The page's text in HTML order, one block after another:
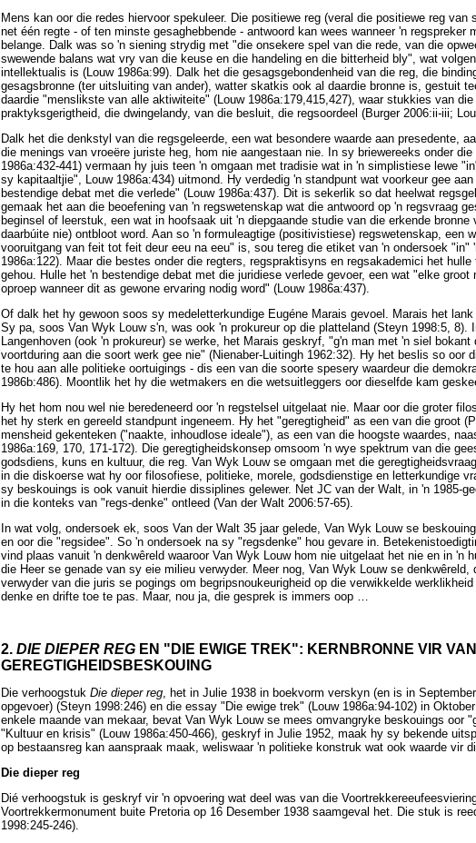
Mens kan oor die redes hiervoor spekuleer. Die positiewe reg (veral die positiewe reg
net één regte - of ten minste gesaghebbende - antwoord kan wees wanneer 'n
belange. Dalk was so 'n siening strydig met "die onsekere spel van die rede, van die
swewende balans wat vry van die keuse en die handeling en die bitterheid bly", wat
intellektualis is (Louw 1986a:99). Dalk het die gesagsgebondenheid van die reg, die
gesagsbronne (ter uitsluiting van ander), watter skatkis ook al daardie bronne is, gestuit
daardie "menslikste van alle aktiwiteite" (Louw 1986a:179,415,427), waar stukkies van
praktyksgerigtheid, die dwingelandy, van die besluit, die regsoordeel (Burger 2006:ii-iii;
Dalk het die denkstyl van die regsgeleerde, een wat besondere waarde aan presedente,
die menings van vroeëre juriste heg, hom nie aangestaan nie. In sy briewereeks onder
1986a:432-441) vermaan hy juis teen 'n omgaan met tradisie wat in 'n simplistiese lewe
sy kapitaaltjie", Louw 1986a:434) uitmond. Hy verdedig 'n standpunt wat voorkeur gee
bestendige debat met die verlede" (Louw 1986a:437). Dit is sekerlik so dat heelwat
gemaak het aan die beoefening van 'n regswetenskap wat die antwoord op 'n regsvraag
beginsel of leerstuk, een wat in hoofsaak uit 'n diepgaande studie van die erkende
daarbúite nie) ontbloot word. Aan so 'n formuleagtige (positivistiese) regswetenskap, een
vooruitgang van feit tot feit deur eeu na eeu" is, sou tereg die etiket van 'n ondersoek "in"
1986a:122). Maar die bestes onder die regters, regspraktisyns en regsakademici het
gehou. Hulle het 'n bestendige debat met die juridiese verlede gevoer, een wat "elke
oproep wanneer dit as gewone ervaring nodig word" (Louw 1986a:437).
Of dalk het hy gewoon soos sy medeletterkundige Eugéne Marais gevoel. Marais het
Sy pa, soos Van Wyk Louw s'n, was ook 'n prokureur op die platteland (Steyn 1998:5, 8).
Langenhoven (ook 'n prokureur) se werke, het Marais geskryf, "g'n man met 'n siel
voortduring aan die soort werk gee nie" (Nienaber-Luitingh 1962:32). Hy het beslis so oor
te hou aan alle politieke oortuigings - dis een van die soorte spesery waardeur die
1986b:486). Moontlik het hy die wetmakers en die wetsuitleggers oor dieselfde kam
Hy het hom nou wel nie beredeneerd oor 'n regstelsel uitgelaat nie. Maar oor die groter
het hy sterk en gereeld standpunt ingeneem. Hy het "geregtigheid" as een van die groot
mensheid gekenteken ("naakte, inhoudlose ideale"), as een van die hoogste waardes,
1986a:169, 170, 171-172). Die geregtigheidskonsep omsoom 'n wye spektrum van die
godsdiens, kuns en kultuur, die reg. Van Wyk Louw se omgaan met die
in die diskoerse wat hy oor filosofiese, politieke, morele, godsdienstige en letterkundige
sy beskouings is ook vanuit hierdie dissiplines gelewer. Net JC van der Walt, in 'n 1985-
in die konteks van "regs-denke" ontleed (Van der Walt 2006:57-65).
In wat volg, ondersoek ek, soos Van der Walt 35 jaar gelede, Van Wyk Louw se
en oor die "regsidee". So 'n ondersoek na sy "regsdenke" hou gevare in.
vind plaas vanuit 'n denkwêreld waaroor Van Wyk Louw hom nie uitgelaat het nie en in 'n
die Heer se genade van sy eie milieu verwyder. Meer nog, Van Wyk Louw se
verwyder van die juris se pogings om begripsnoukeurigheid op die verwikkelde
denke en drifte toe te pas. Maar, nou ja, die gesprek is immers oop …
2. DIE DIEPER REG EN "DIE EWIGE TREK": KERNBRONNE VIR
GEREGTIGHEIDSBESKOUING
Die verhoogstuk Die dieper reg , het in Julie 1938 in boekvorm verskyn (en is in
opgevoer) (Steyn 1998:246) en die essay "Die ewige trek" (Louw 1986a:94-102) in
enkele maande van mekaar, bevat Van Wyk Louw se mees omvangryke beskouings oor
"Kultuur en krisis" (Louw 1986a:450-466), geskryf in Julie 1952, maak hy sy bekende
op bestaansreg kan aanspraak maak, weliswaar 'n politieke konstruk wat ook waarde vir
Die dieper reg
Dié verhoogstuk is geskryf vir 'n opvoering wat deel was van die
Voortrekkermonument buite Pretoria op 16 Desember 1938 saamgeval het. Die stuk is
1998:245-246).